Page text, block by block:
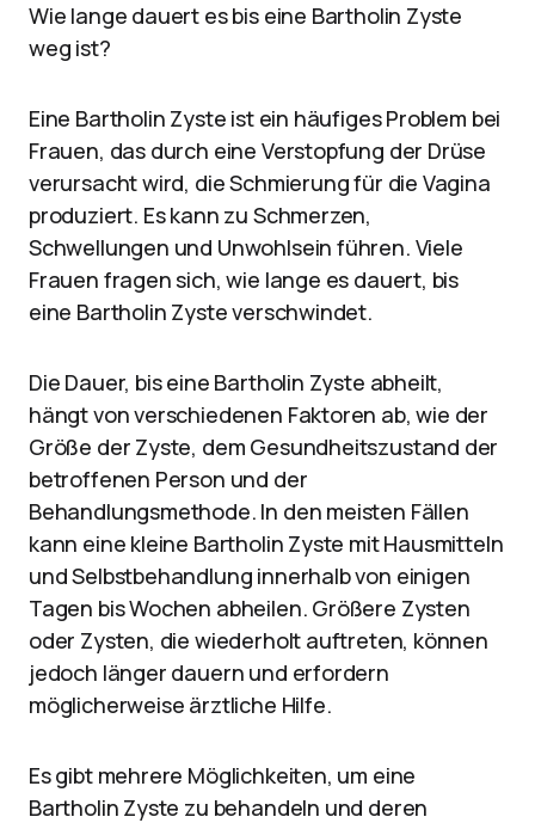
Wie lange dauert es bis eine Bartholin Zyste
weg ist?
Eine Bartholin Zyste ist ein häufiges Problem bei
Frauen, das durch eine Verstopfung der Drüse
verursacht wird, die Schmierung für die Vagina
produziert. Es kann zu Schmerzen,
Schwellungen und Unwohlsein führen. Viele
Frauen fragen sich, wie lange es dauert, bis
eine Bartholin Zyste verschwindet.
Die Dauer, bis eine Bartholin Zyste abheilt,
hängt von verschiedenen Faktoren ab, wie der
Größe der Zyste, dem Gesundheitszustand der
betroffenen Person und der
Behandlungsmethode. In den meisten Fällen
kann eine kleine Bartholin Zyste mit Hausmitteln
und Selbstbehandlung innerhalb von einigen
Tagen bis Wochen abheilen. Größere Zysten
oder Zysten, die wiederholt auftreten, können
jedoch länger dauern und erfordern
möglicherweise ärztliche Hilfe.
Es gibt mehrere Möglichkeiten, um eine
Bartholin Zyste zu behandeln und deren